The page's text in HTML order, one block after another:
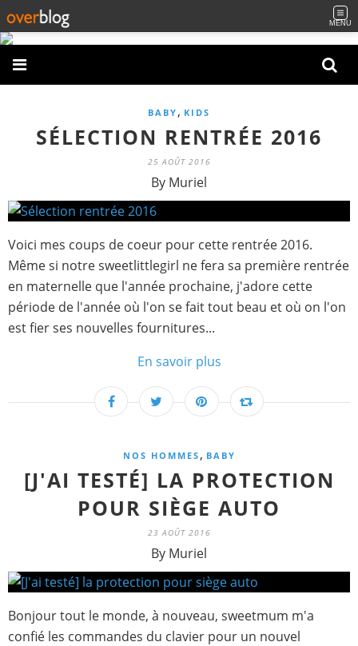
MENU
BABY , KIDS
SÉLECTION RENTRÉE 2016
25 AOÛT 2016
By Muriel
Voici mes coups de coeur pour cette rentrée 2016.
Même si notre sweetlittlegirl ne fera sa première rentrée
en maternelle que l'année prochaine, j'adore cette
période de l'année où l'on se fait tout beau et où on l'on
est fier ses nouvelles fournitures...
En savoir plus
NOS HOMMES , BABY
[J'AI TESTÉ] LA PROTECTION
POUR SIÈGE AUTO
23 AOÛT 2016
By Muriel
Bonjour tout le monde, à nouveau, sweetmum m'a
confié les commandes du clavier pour un nouvel